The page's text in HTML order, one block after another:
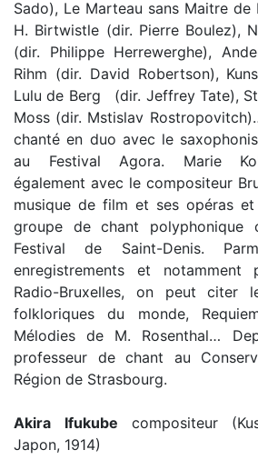
Sado), Le Marteau sans Maitre de
H. Birtwistle (dir. Pierre Boulez),
(dir. Philippe Herrewerghe),
Rihm (dir. David Robertson),
Lulu de Berg (dir. Jeffrey Tate),
Moss (dir. Mstislav
chanté en duo avec le
au Festival Agora. Marie
également avec le compositeur
musique de film et ses opéras
groupe de chant polyphonique
Festival de Saint-Denis.
enregistrements et notamment
Radio-Bruxelles, on peut citer
folkloriques du monde,
Mélodies de M. Rosenthal…
professeur de chant au
Région de Strasbourg.
Akira Ifukube compositeur
Japon, 1914)